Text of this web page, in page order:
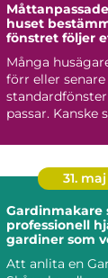
Måttanpassade
huset
fönstret följer
Många
förr eller
passar. Kanske
31. maj
Gardinmakare
professionell
gardiner som
Att anlita en